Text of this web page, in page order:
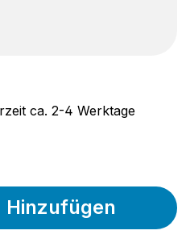
ca. 2-4 Werktage
Hinzufügen